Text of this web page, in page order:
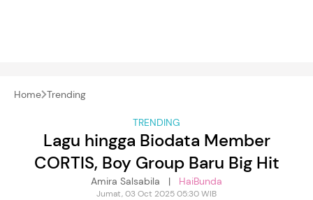
Home Trending
TRENDING
Lagu hingga Biodata Member
CORTIS, Boy Group Baru Big Hit
Amira Salsabila | HaiBunda
Jumat, 03 Oct 2025 05:30 WIB